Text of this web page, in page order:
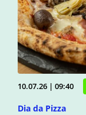
10.07.26 | 09:40
Dia da Pizza